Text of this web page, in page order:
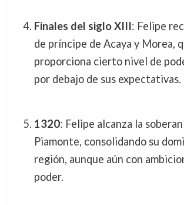
Finales del siglo XIII: Felipe
de príncipe de Acaya y Morea,
proporciona cierto nivel de
por debajo de sus expectativas.
1320: Felipe alcanza la
Piamonte, consolidando su
región, aunque aún con
poder.